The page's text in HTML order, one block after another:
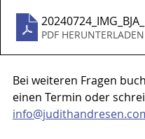
PDF
Bei weiteren Fragen
einen Termin oder